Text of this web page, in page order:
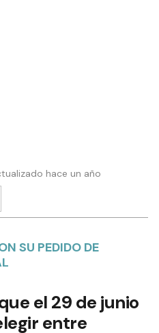
hace un año
SU PEDIDO DE
el 29 de junio
entre